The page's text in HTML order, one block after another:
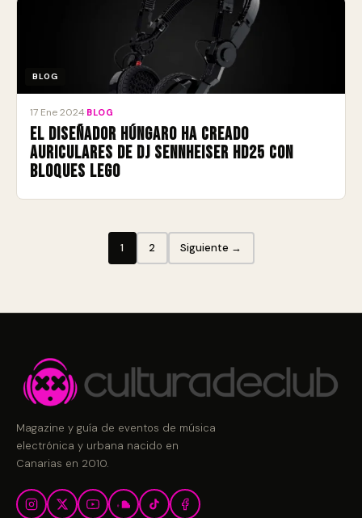
BLOG
17 Ene 2024 BLOG
El diseñador húngaro ha creado
auriculares de DJ Sennheiser HD25 con
bloques LEGO
1 2 Siguiente →
Magazine y guía de eventos de música
electrónica y urbana nacido en
Canarias en 2010.